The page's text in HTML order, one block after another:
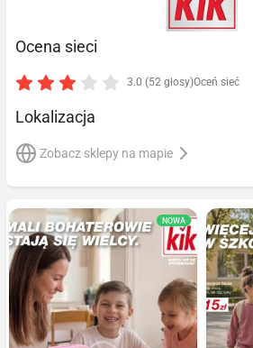
Ocena sieci
3.0 (52 głosy)Oceń sieć
Lokalizacja
Zobacz sklepy na mapie
NOWA